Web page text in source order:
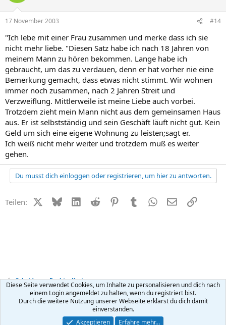
17 November 2003 #14
"Ich lebe mit einer Frau zusammen und merke dass ich sie
nicht mehr liebe. "Diesen Satz habe ich nach 18 Jahren von
meinem Mann zu hören bekommen. Lange habe ich
gebraucht, um das zu verdauen, denn er hat vorher nie eine
Bemerkung gemacht, dass etwas nicht stimmt. Wir wohnen
immer noch zusammen, nach 2 Jahren Streit und
Verzweiflung. Mittlerweile ist meine Liebe auch vorbei.
Trotzdem zieht mein Mann nicht aus dem gemeinsamen Haus
aus. Er ist selbstständig und sein Geschäft läuft nicht gut. Kein
Geld um sich eine eigene Wohnung zu leisten;sagt er.
Ich weiß nicht mehr weiter und trotzdem muß es weiter
gehen.
Du musst dich einloggen oder registrieren, um hier zu antworten.
Teilen: X (Twitter)
BlueskyLinkedIn
Reddit PinterestTumblr WhatsApp
E-MailLink
Scheidung - Recht + Kosten
Kontakt Nutzungsbedingungen Datenschutz Hilfe
R
Community platform by XenForo ® © 2010-2026 XenForo Ltd.
Diese Seite verwendet Cookies, um Inhalte zu personalisieren und dich nach
einem Login angemeldet zu halten, wenn du registriert bist.
Durch die weitere Nutzung unserer Webseite erklärst du dich damit
einverstanden.
Akzeptieren
Erfahre mehr…